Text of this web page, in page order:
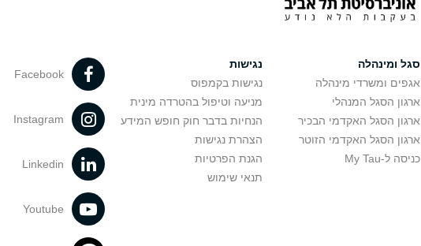
סגל ומינהלה
אגפים ומשרדי מינהלה
ארגון הסגל המנהלי
ארגון הסגל האקדמי הבכיר
ארגון הסגל האקדמי הזוטר
כניסה ל-My Tau
נגישות
נגישות בקמפוס
מניעה וטיפול בהטרדה מינית
הנחיות בדבר חוק חופש המידע
הצהרת נגישות
הגנת הפרטיות
תנאי שימוש
Facebook
Instagram
Linkedin
Youtube